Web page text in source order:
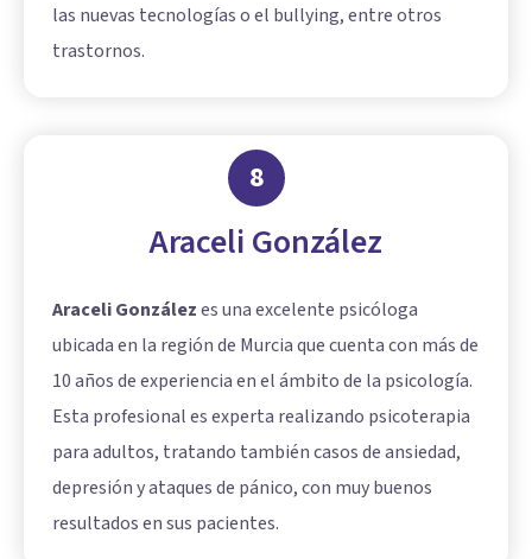
las nuevas tecnologías o el bullying, entre otros
trastornos.
8
Araceli González
Araceli Gonzálezes una excelente psicóloga
ubicada en la región de Murcia que cuenta con más de
10 años de experiencia en el ámbito de la psicología.
Esta profesional es experta realizando psicoterapia
para adultos, tratando también casos de ansiedad,
depresión y ataques de pánico, con muy buenos
resultados en sus pacientes.